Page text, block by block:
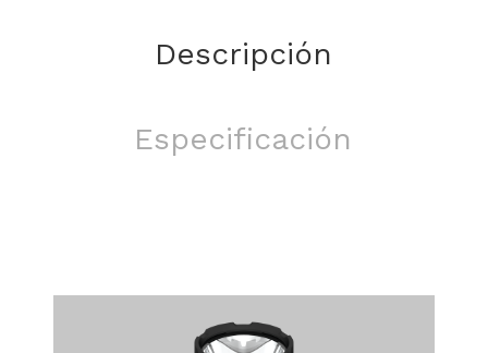
Descripción
Especificación